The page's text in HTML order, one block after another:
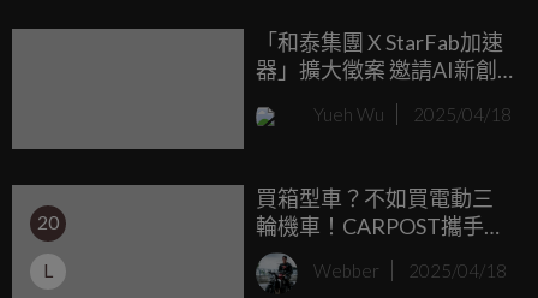
多狂？快來看看這篇超活潑報導，保證讓你心動到想立刻下
「和泰集團 X StarFab加速
器」擴大徵案 邀請AI新創
共築Smart Mobility新未
來！
Yueh Wu 2025/04/18
20
L
買箱型車？不如買電動三
輪機車！CARPOST攜手威
剛威速登電動三輪車 小資
輕鬆當頭家
Webber 2025/04/18